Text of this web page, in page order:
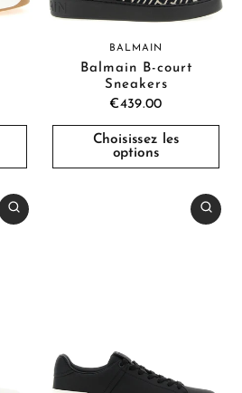
BALMAIN
Balmain B-court
Sneakers
€439.00
Choisissez les
options